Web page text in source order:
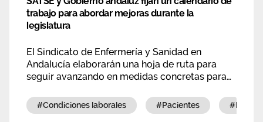
Estructura organizativa
Transparencia
Ámbitos de negociación
Secciones sindicales
Qué ofrecemos
Servicios
Temas
Contáctanos
trabajo para abordar mejoras durante la
legislatura
El Sindicato de Enfermería y Sanidad en
Andalucía elaborarán una hoja de ruta para
seguir avanzando en medidas concretas para
#condiciones laborales #pacientes